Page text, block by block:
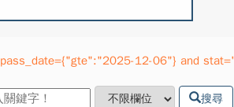
pass_date={"gte":"2025-12-06"} and
搜尋